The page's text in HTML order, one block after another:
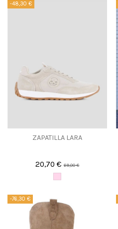
-48,30 €
ZAPATILLA LARA
20,70 €69,00 €
-76,30 €